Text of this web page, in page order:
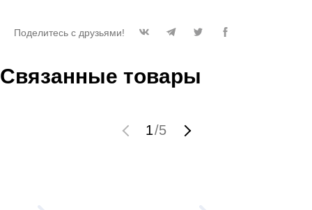
Поделитесь с друзьями!
Связанные товары
1/5